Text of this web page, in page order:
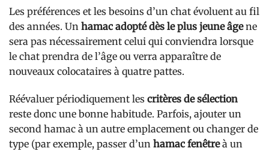
Les préférences et les besoins d’un chat évoluent au fil
des années. Un hamac adopté dès le plus jeune âgene
sera pas nécessairement celui qui conviendra lorsque
le chat prendra de l’âge ou verra apparaître de
nouveaux colocataires à quatre pattes.
Réévaluer périodiquement les critères de sélection
reste donc une bonne habitude. Parfois, ajouter un
second hamac à un autre emplacement ou changer de
type (par exemple, passer d’un hamac fenêtreà un